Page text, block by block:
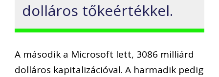
dolláros tőkeértékkel.
A második a Microsoft lett, 3086 milliárd
dolláros kapitalizációval. A harmadik pedig